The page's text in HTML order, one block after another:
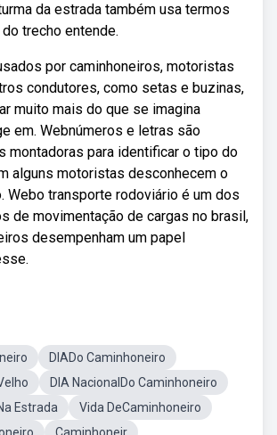
da estrada também usa termos
trecho entende.
por caminhoneiros, motoristas
condutores, como setas e buzinas,
muito mais do que se imagina
em. Webnúmeros e letras são
montadoras para identificar o tipo do
alguns motoristas desconhecem o
Webo transporte rodoviário é um dos
de movimentação de cargas no brasil,
desempenham um papel
DIADo Caminhoneiro
DIA NacionalDo Caminhoneiro
Estrada
Vida DeCaminhoneiro